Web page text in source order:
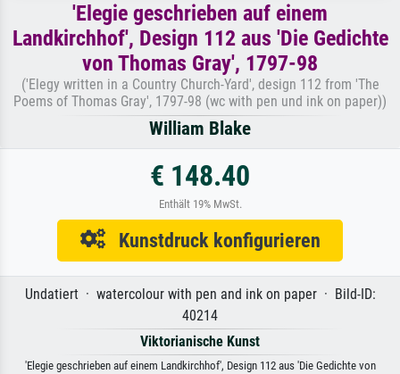
'Elegie geschrieben auf einem
Landkirchhof', Design 112 aus 'Die Gedichte
von Thomas Gray', 1797-98
('Elegy written in a Country Church-Yard', design 112 from 'The
Poems of Thomas Gray', 1797-98 (wc with pen und ink on paper))
William Blake
€ 148.40
Enthält 19% MwSt.
Kunstdruck konfigurieren
Undatiert · watercolour with pen and ink on paper · Bild-ID:
40214
Viktorianische Kunst
'Elegie geschrieben auf einem Landkirchhof', Design 112 aus 'Die Gedichte von